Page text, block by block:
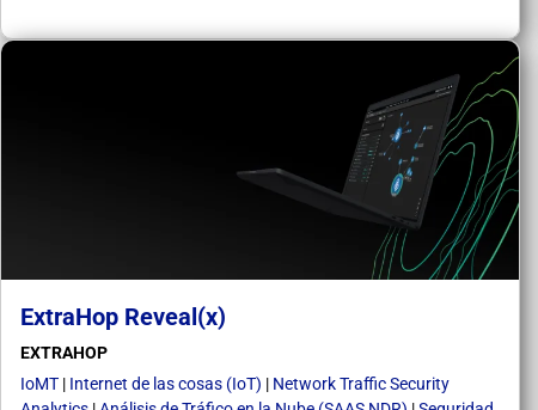
ExtraHop Reveal(x)
EXTRAHOP
IoMT | Internet de las cosas (IoT) | Network Traffic Security